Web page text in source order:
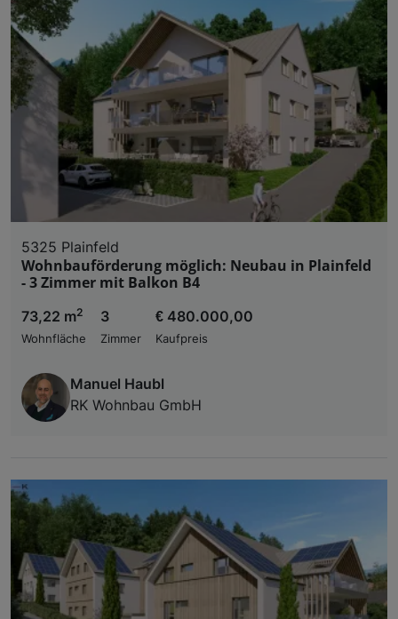
5325 Plainfeld
Wohnbauförderung möglich: Neubau in Plainfeld
- 3 Zimmer mit Balkon B4
73,22 m2
Wohnfläche
3
Zimmer
€ 480.000,00
Kaufpreis
Manuel Haubl
RK Wohnbau GmbH